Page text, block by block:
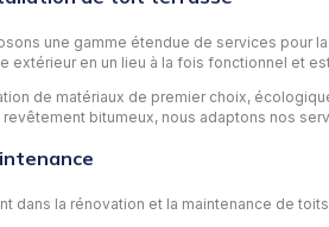
une gamme étendue de services pour
extérieur en un lieu à la fois fonctionnel et
de matériaux de premier choix,
bitumeux, nous adaptons nos
dans la rénovation et la maintenance de